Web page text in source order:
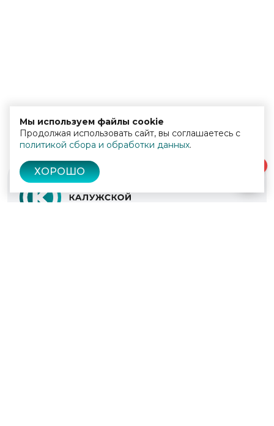
Мы используем файлы cookie
Продолжая использовать сайт, вы соглашаетесь с
политикой сбора и обработки данных.
ХОРОШО